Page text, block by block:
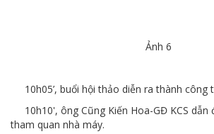
Ảnh 6
10h05’, buổi hội thảo diễn ra thành công
10h10', ông Cũng Kiến Hoa-GĐ KCS dẫn
tham quan nhà máy.